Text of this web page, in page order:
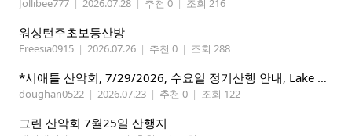
Jollibee777 | 2026.07.28 | 추천 0 | 조회 216
워싱턴주초보등산방
Freesia0915 | 2026.07.26 | 추천 0 | 조회 288
*시애틀 산악회, 7/29/2026, 수요일 정기산행 안내, Lake 22*
doughan0522 | 2026.07.23 | 추천 0 | 조회 122
그린 산악회 7월25일 산행지